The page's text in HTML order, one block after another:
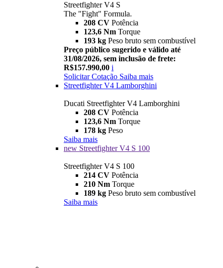
Streetfighter V4 S
The "Fight" Formula.
208 CV Potência
123,6 Nm Torque
193 kg Peso bruto sem combustível
Preço público sugerido e válido até
31/08/2026, sem inclusão de frete:
R$157.990,00 i
Solicitar Cotação Saiba mais
Streetfighter V4 Lamborghini
Ducati Streetfighter V4 Lamborghini
208 CV Potência
123,6 Nm Torque
178 kg Peso
Saiba mais
new Streetfighter V4 S 100
Streetfighter V4 S 100
214 CV Potência
210 Nm Torque
189 kg Peso bruto sem combustível
Saiba mais